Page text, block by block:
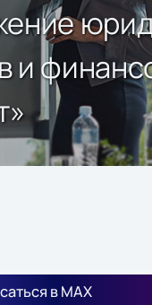
и
в MAX